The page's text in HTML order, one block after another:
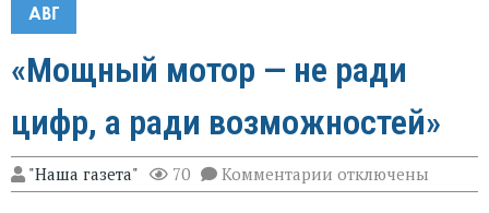
АВГ
«Мощный мотор — не ради
цифр, а ради возможностей»
"Наша газета" 70 Комментарии к
записи
отключены